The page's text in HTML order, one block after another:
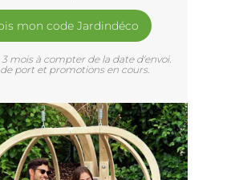
mon code Jardindéco
3 mois à compter de la date d'envoi.
port et promotions en cours.